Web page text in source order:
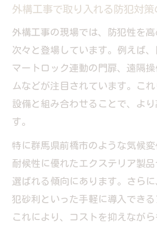
外構工事で取り入れる防犯対策
外構工事の現場では、防犯性を
次々と登場しています。例えば
マートロック連動の門扉、遠隔
ムなどが注目されています。こ
設備と組み合わせることで、よ
す。
特に群馬県前橋市のような気候変
耐候性に優れたエクステリア製品
選ばれる傾向にあります。さら
犯砂利といった手軽に導入できる
これにより、コストを抑えなが